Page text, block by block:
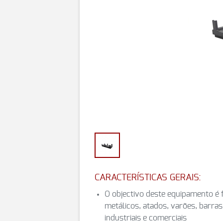
CARACTERÍSTICAS GERAIS:
O objectivo deste equipamento
metálicos, atados, varões,
industriais e comerciais